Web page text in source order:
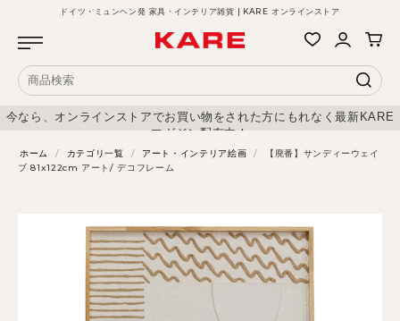
ドイツ・ミュンヘン発 家具・インテリア雑貨 | KARE オンラインストア
今なら、オンラインストアでお買い物をされた方にもれなく最新KARE
マガジン配布中！
ホーム / カテゴリ一覧 / アート・インテリア絵画 /
【廃番】サンディーウェイ
ブ 81x122cm アート/ デコフレーム